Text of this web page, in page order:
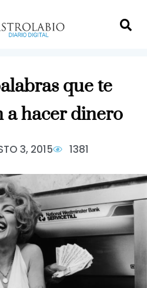
que te
a hacer dinero
3, 2015 1381